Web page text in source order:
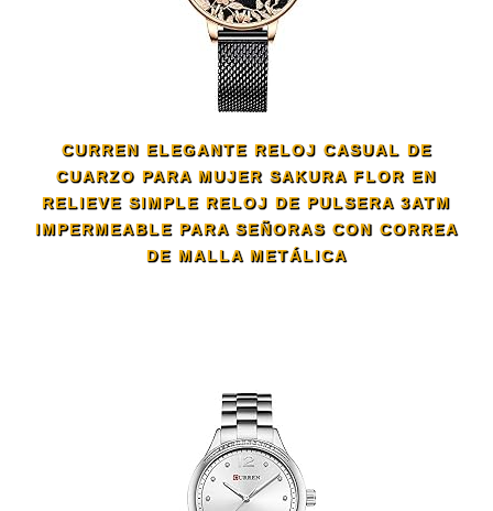
CURREN ELEGANTE RELOJ CASUAL DE
CUARZO PARA MUJER SAKURA FLOR EN
RELIEVE SIMPLE RELOJ DE PULSERA 3ATM
IMPERMEABLE PARA SEÑORAS CON CORREA
DE MALLA METÁLICA